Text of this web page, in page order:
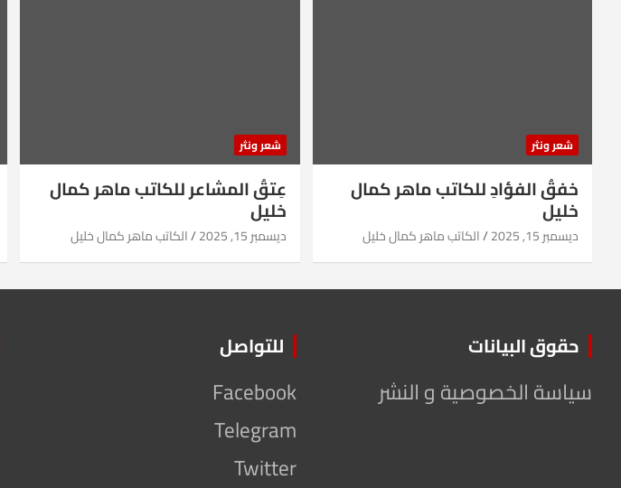
شعر ونثر
خفقُ الفؤادِ للكاتب ماهر كمال
خليل
ديسمبر 15, 2025 الكاتب ماهر كمال خليل
شعر ونثر
عِتقُ المشاعر للكاتب ماهر كمال
خليل
ديسمبر 15, 2025 الكاتب ماهر كمال خليل
حقوق البيانات
سياسة الخصوصية و النشر
للتواصل
Facebook
Telegram
Twitter